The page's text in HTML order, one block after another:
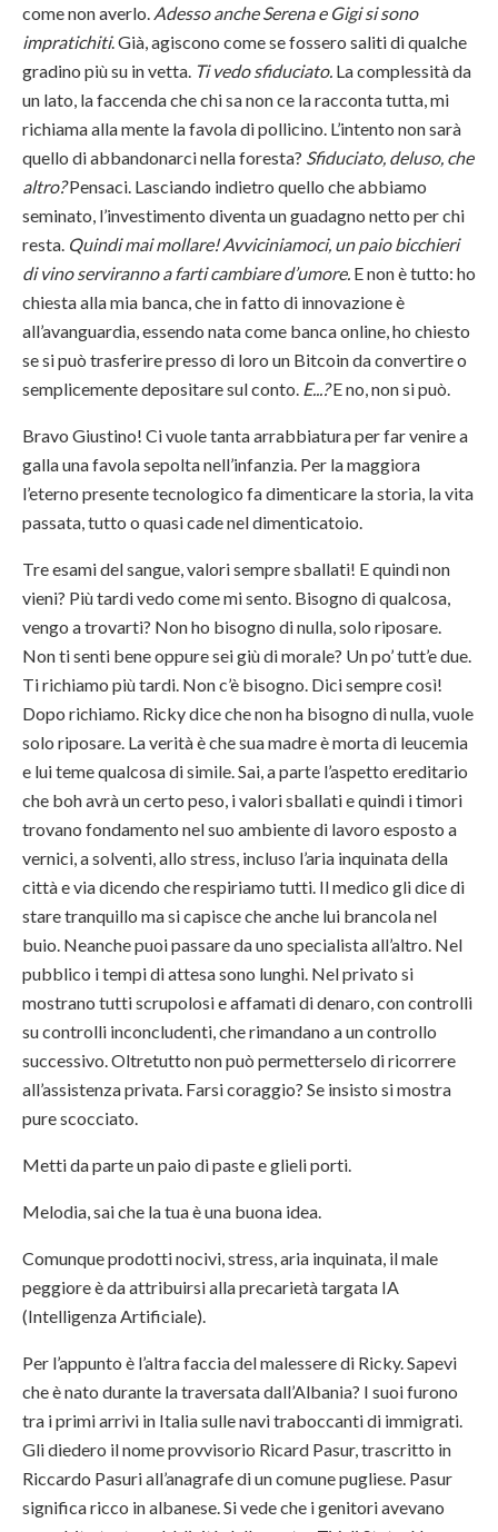
come non averlo. Adesso anche Serena e Gigi si sono
impratichiti. Già, agiscono come se fossero saliti di qualche
gradino più su in vetta. Ti vedo sfiduciato. La complessità da
un lato, la faccenda che chi sa non ce la racconta tutta, mi
richiama alla mente la favola di pollicino. L’intento non sarà
quello di abbandonarci nella foresta? Sfiduciato, deluso, che
altro?Pensaci. Lasciando indietro quello che abbiamo
seminato, l’investimento diventa un guadagno netto per chi
resta. Quindi mai mollare! Avviciniamoci, un paio bicchieri
di vino serviranno a farti cambiare d’umore. E non è tutto: ho
chiesta alla mia banca, che in fatto di innovazione è
all’avanguardia, essendo nata come banca online, ho chiesto
se si può trasferire presso di loro un Bitcoin da convertire o
semplicemente depositare sul conto. E...?E no, non si può.
Bravo Giustino! Ci vuole tanta arrabbiatura per far venire a
galla una favola sepolta nell’infanzia. Per la maggiora
l’eterno presente tecnologico fa dimenticare la storia, la vita
passata, tutto o quasi cade nel dimenticatoio.
Tre esami del sangue, valori sempre sballati! E quindi non
vieni? Più tardi vedo come mi sento. Bisogno di qualcosa,
vengo a trovarti? Non ho bisogno di nulla, solo riposare.
Non ti senti bene oppure sei giù di morale? Un po’ tutt’e due.
Ti richiamo più tardi. Non c’è bisogno. Dici sempre così!
Dopo richiamo. Ricky dice che non ha bisogno di nulla, vuole
solo riposare. La verità è che sua madre è morta di leucemia
e lui teme qualcosa di simile. Sai, a parte l’aspetto ereditario
che boh avrà un certo peso, i valori sballati e quindi i timori
trovano fondamento nel suo ambiente di lavoro esposto a
vernici, a solventi, allo stress, incluso l’aria inquinata della
città e via dicendo che respiriamo tutti. Il medico gli dice di
stare tranquillo ma si capisce che anche lui brancola nel
buio. Neanche puoi passare da uno specialista all’altro. Nel
pubblico i tempi di attesa sono lunghi. Nel privato si
mostrano tutti scrupolosi e affamati di denaro, con controlli
su controlli inconcludenti, che rimandano a un controllo
successivo. Oltretutto non può permetterselo di ricorrere
all’assistenza privata. Farsi coraggio? Se insisto si mostra
pure scocciato.
Metti da parte un paio di paste e glieli porti.
Melodia, sai che la tua è una buona idea.
Comunque prodotti nocivi, stress, aria inquinata, il male
peggiore è da attribuirsi alla precarietà targata IA
(Intelligenza Artificiale).
Per l’appunto è l’altra faccia del malessere di Ricky. Sapevi
che è nato durante la traversata dall’Albania? I suoi furono
tra i primi arrivi in Italia sulle navi traboccanti di immigrati.
Gli diedero il nome provvisorio Ricard Pasur, trascritto in
Riccardo Pasuri all’anagrafe di un comune pugliese. Pasur
significa ricco in albanese. Si vede che i genitori avevano